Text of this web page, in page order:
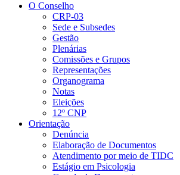
O Conselho
CRP-03
Sede e Subsedes
Gestão
Plenárias
Comissões e Grupos
Representações
Organograma
Notas
Eleições
12º CNP
Orientação
Denúncia
Elaboração de Documentos
Atendimento por meio de TIDC
Estágio em Psicologia